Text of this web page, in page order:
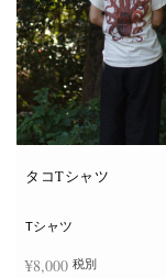
タコTシャツ
Tシャツ
¥8,000 税別